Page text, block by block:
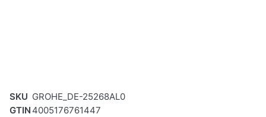
SKU GROHE_DE-25268AL0
GTIN 4005176761447